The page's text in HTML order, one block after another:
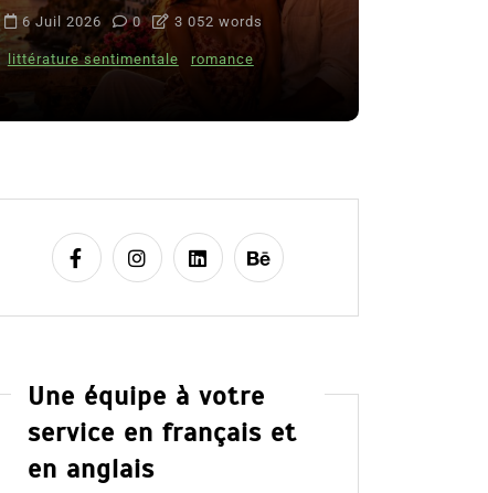
6 Juil 2026 0 3 052 words
littérature sentimentale romance
Une équipe à votre
service en français et
en anglais